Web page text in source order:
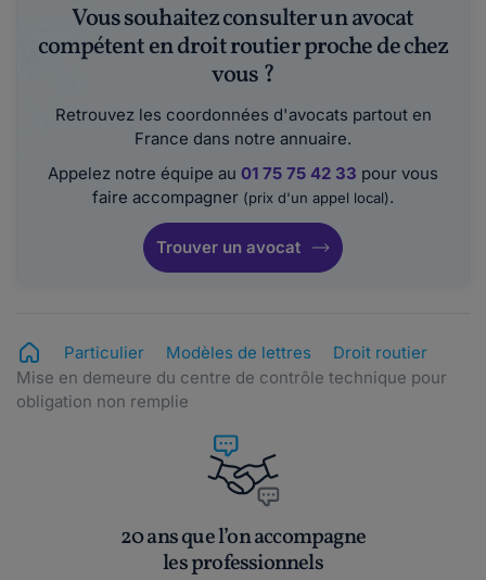
Vous souhaitez consulter un avocat
compétent en droit routier proche de chez
vous ?
Retrouvez les coordonnées d'avocats partout en
France dans notre annuaire.
Appelez notre équipe au 01 75 75 42 33 pour vous
faire accompagner (prix d'un appel local).
Trouver un avocat
Particulier Modèles de lettres
Droit routier
Mise en demeure du centre de contrôle technique pour
obligation non remplie
20 ans que l’on accompagne
les professionnels